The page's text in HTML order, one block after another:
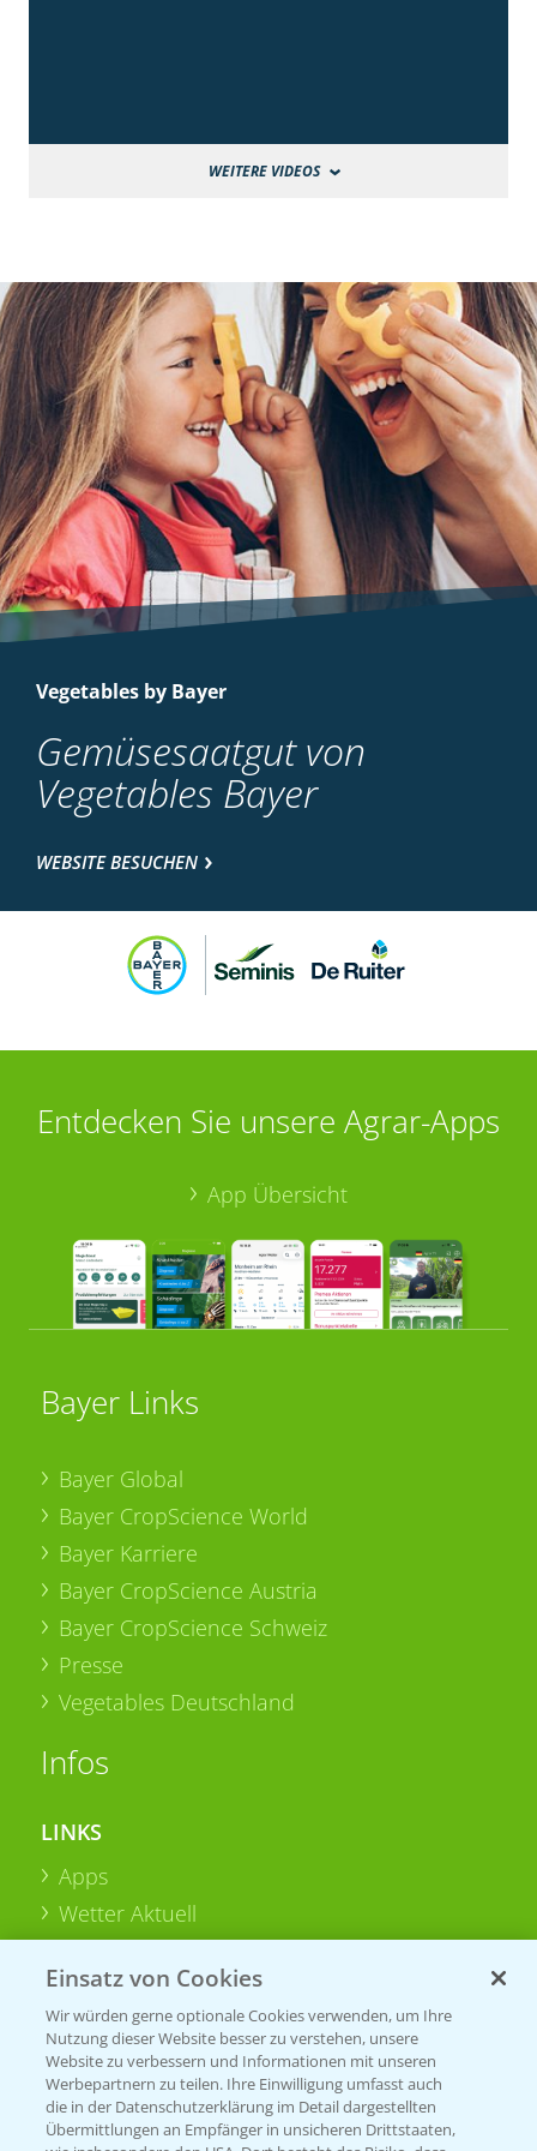
WEITERE VIDEOS
Vegetables by Bayer
Gemüsesaatgut von
Vegetables Bayer
WEBSITE BESUCHEN
Entdecken Sie unsere Agrar-Apps
App Übersicht
Bayer Links
Bayer Global
Bayer CropScience World
Bayer Karriere
Bayer CropScience Austria
Bayer CropScience Schweiz
Presse
Vegetables Deutschland
Infos
LINKS
Apps
Wetter Aktuell
BROSCHÜREN
Ackerbau
Saatgut
Sonderkulturen
Einsatz von Cookies
Wir würden gerne optionale Cookies verwenden, um Ihre
Nutzung dieser Website besser zu verstehen, unsere
Website zu verbessern und Informationen mit unseren
Werbepartnern zu teilen. Ihre Einwilligung umfasst auch
die in der Datenschutzerklärung im Detail dargestellten
Übermittlungen an Empfänger in unsicheren Drittstaaten,